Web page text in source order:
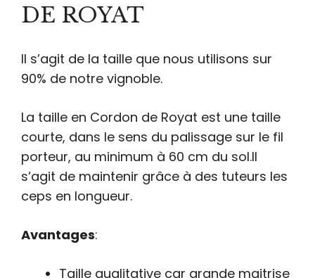
DE ROYAT
Il s’agit de la taille que nous utilisons sur
90% de notre vignoble.
La taille en Cordon de Royat est une taille
courte, dans le sens du palissage sur le fil
porteur, au minimum à 60 cm du sol.Il
s’agit de maintenir grâce à des tuteurs les
ceps en longueur.
Avantages:
Taille qualitative car grande maitrise